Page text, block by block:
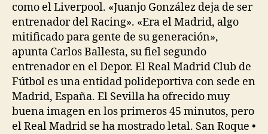
como el Liverpool. «Juanjo González deja de ser
entrenador del Racing». «Era el Madrid, algo
mitificado para gente de su generación»,
apunta Carlos Ballesta, su fiel segundo
entrenador en el Depor. El Real Madrid Club de
Fútbol es una entidad polideportiva con sede en
Madrid, España. El Sevilla ha ofrecido muy
buena imagen en los primeros 45 minutos, pero
el Real Madrid se ha mostrado letal. San Roque •